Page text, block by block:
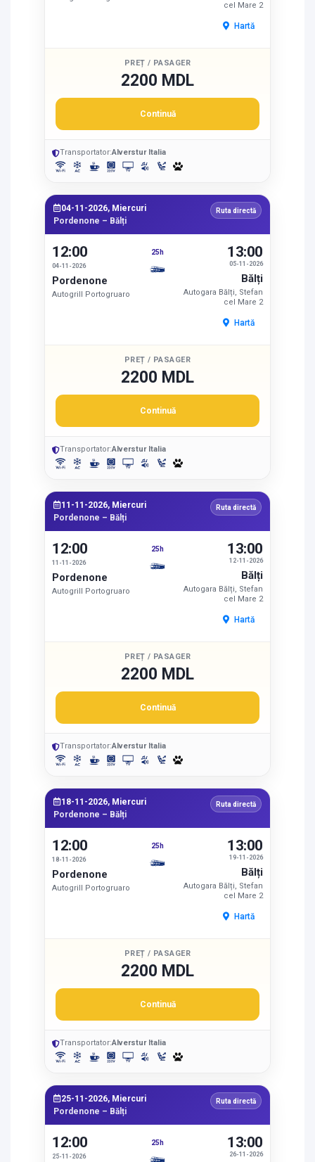
cel Mare 2
Hartă
PREȚ / PASAGER
2200 MDL
Continuă
Transportator:Alverstur Italia
04-11-2026, Miercuri
Pordenone – Bălți
Ruta directă
12:00
04-11-2026
Pordenone
Autogrill Portogruaro
25h
05-11-2026
13:00
Bălți
Autogara Bălți, Stefan
cel Mare 2
Hartă
PREȚ / PASAGER
2200 MDL
Continuă
Transportator:Alverstur Italia
11-11-2026, Miercuri
Pordenone – Bălți
Ruta directă
12:00
11-11-2026
Pordenone
Autogrill Portogruaro
25h
12-11-2026
13:00
Bălți
Autogara Bălți, Stefan
cel Mare 2
Hartă
PREȚ / PASAGER
2200 MDL
Continuă
Transportator:Alverstur Italia
18-11-2026, Miercuri
Pordenone – Bălți
Ruta directă
12:00
18-11-2026
Pordenone
Autogrill Portogruaro
25h
19-11-2026
13:00
Bălți
Autogara Bălți, Stefan
cel Mare 2
Hartă
PREȚ / PASAGER
2200 MDL
Continuă
Transportator:Alverstur Italia
25-11-2026, Miercuri
Pordenone – Bălți
Ruta directă
12:00
25-11-2026
25h
26-11-2026
13:00